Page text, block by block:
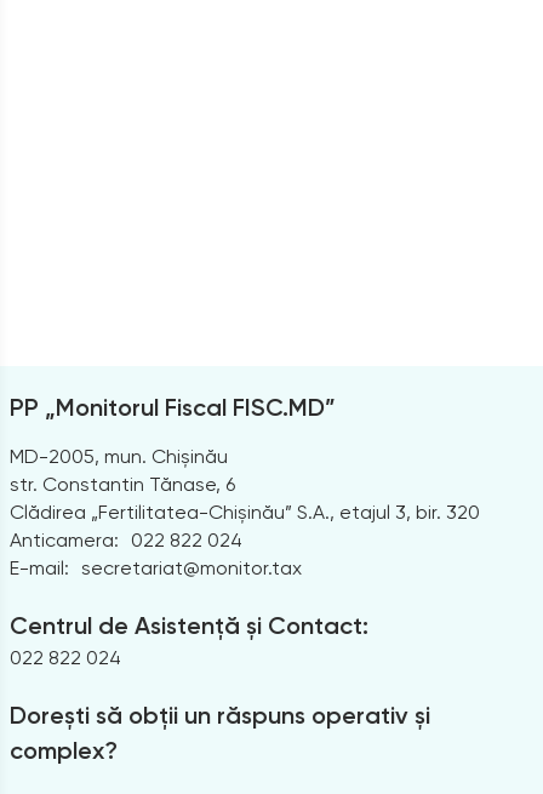
PP „Monitorul Fiscal FISC.MD”
MD-2005, mun. Chișinău
str. Constantin Tănase, 6
Clădirea „Fertilitatea-Chișinău” S.A., etajul 3, bir. 320
Anticamera:
022 822 024
E-mail: secretariat@monitor.tax
Centrul de Asistență și Contact:
022 822 024
Dorești să obții un răspuns operativ și
complex?